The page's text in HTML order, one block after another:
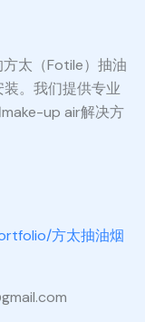
太（Fotile）抽油
。我们提供专业
up air解决方
方太抽油烟